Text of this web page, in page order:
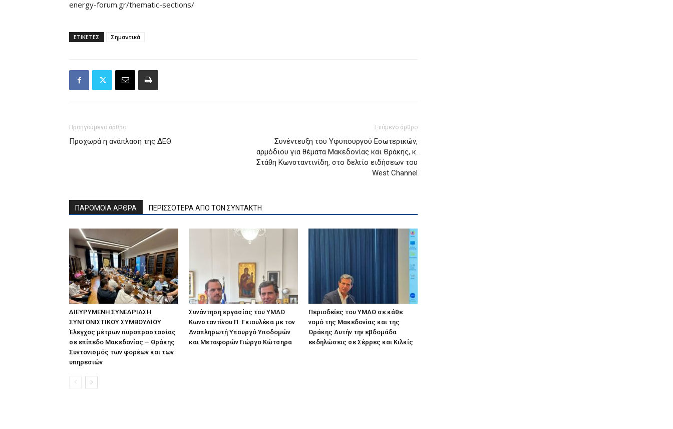
energy-forum.gr/thematic-sections/
ΕΤΙΚΕΤΕΣ Σημαντικά
Προηγούμενο άρθρο
Προχωρά η ανάπλαση της ΔΕΘ
Επόμενο άρθρο
Συνέντευξη του Υφυπουργού Εσωτερικών,
αρμόδιου για θέματα Μακεδονίας και Θράκης, κ.
Στάθη Κωνσταντινίδη, στο δελτίο ειδήσεων του
West Channel
ΠΑΡΟΜΟΙΑ ΑΡΘΡΑ ΠΕΡΙΣΣΟΤΕΡΑ ΑΠΟ ΤΟΝ ΣΥΝΤΑΚΤΗ
ΔΙΕΥΡΥΜΕΝΗ ΣΥΝΕΔΡΙΑΣΗ
ΣΥΝΤΟΝΙΣΤΙΚΟΥ ΣΥΜΒΟΥΛΙΟΥ
Έλεγχος μέτρων πυροπροστασίας
σε επίπεδο Μακεδονίας – Θράκης
Συντονισμός των φορέων και των
υπηρεσιών
Συνάντηση εργασίας του ΥΜΑΘ
Κωνσταντίνου Π. Γκιουλέκα με τον
Αναπληρωτή Υπουργό Υποδομών
και Μεταφορών Γιώργο Κώτσηρα
Περιοδείες του ΥΜΑΘ σε κάθε
νομό της Μακεδονίας και της
Θράκης Αυτήν την εβδομάδα
εκδηλώσεις σε Σέρρες και Κιλκίς